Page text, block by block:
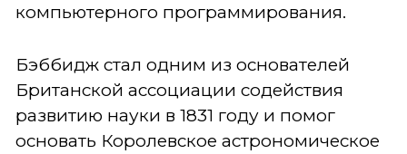
компьютерного программирования.
Бэббидж стал одним из основателей
Британской ассоциации содействия
развитию науки в 1831 году и помог
основать Королевское астрономическое